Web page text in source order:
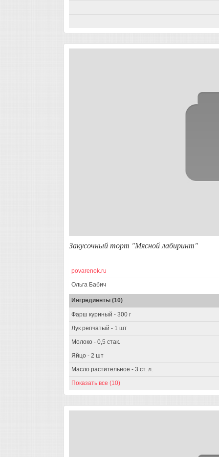
Закусочный торт "Мясной лабиринт"
povarenok.ru
Ольга Бабич
Ингредиенты (10)
Фарш куриный - 300 г
Лук репчатый - 1 шт
Молоко - 0,5 стак.
Яйцо - 2 шт
Масло растительное - 3 ст. л.
Показать все (10)